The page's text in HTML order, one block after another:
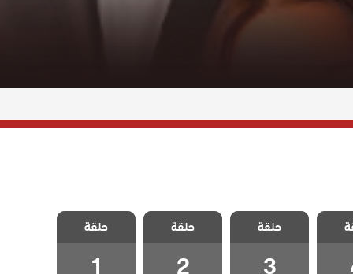
4
مسلسل الخيانة
الحلقة 3
حلقة
3
مسلسل الخيانة
الحلقة 2
حلقة
2
مسلسل الخيانة
الحلقة 1
حلقة
1